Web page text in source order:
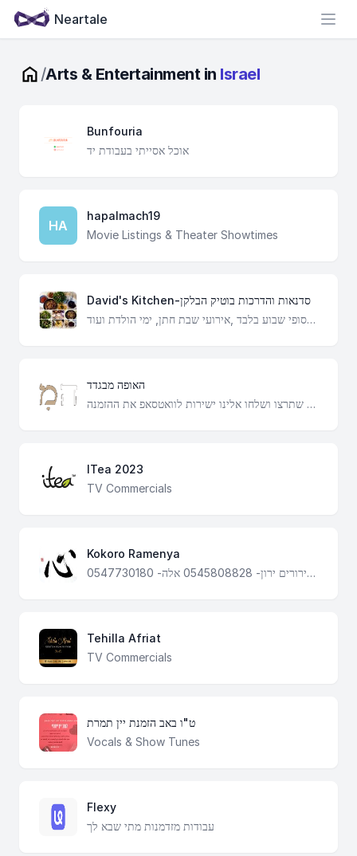
Neartale
/Arts & Entertainment in Israel
Bunfouria
אוכל אסייתי בעבודת יד
HA
hapalmach19
Movie Listings & Theater Showtimes
David's Kitchen-סדנאות והדרכות בוטיק הבלקן
סדנאות והדרכות בוטיק הבלקן, המקורות במשפחה ממוצא טורקית המביאה מגוון מאכלים ייחודיים ומוכרים ממדינות הבלקן (תורכיה, יוון,בולגריה)בעשייה מסורתית ובחומרי גלם מעולים. הזמנות לסופי שבוע בלבד ,אירועי שבת חתן, ימי הולדת ועוד
האופה מבגדד
ברוכים הבאים למערכת ההזמנות של האופה מבגדד מלאו את המוצרים שתרצו ושלחו אלינו ישירות לוואטסאפ את ההזמנה
ITea 2023
TV Commercials
Kokoro Ramenya
טלפון לבירורים ירון- 0545808828 אלה- 0547730180
Tehilla Afriat
TV Commercials
ט"ו באב הזמנת יין תמרת
Vocals & Show Tunes
Flexy
עבודות מזדמנות מתי שבא לך